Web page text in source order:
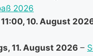
2026
11:00, 10. August
11. August 2026 –